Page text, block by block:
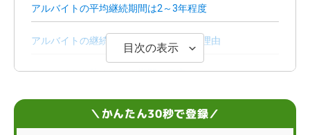
アルバイトの平均継続期間は2～3年程度
アルバイトの継続期間が長くなる3つの理由
アルバイトを辞められる期間の目安
目次の表示
＼かんたん30秒で登録／